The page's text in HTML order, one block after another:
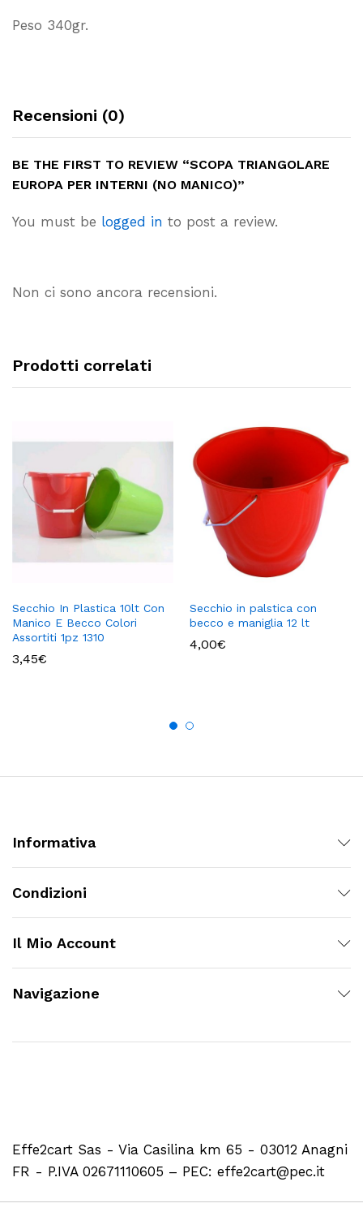
Peso 340gr.
Recensioni (0)
BE THE FIRST TO REVIEW “SCOPA TRIANGOLARE
EUROPA PER INTERNI (NO MANICO)”
You must be logged in to post a review.
Non ci sono ancora recensioni.
Prodotti correlati
Secchio In Plastica 10lt Con
Manico E Becco Colori
Assortiti 1pz 1310
3,45€
Secchio in palstica con
becco e maniglia 12 lt
4,00€
Informativa
Condizioni
Il Mio Account
Navigazione
Effe2cart Sas - Via Casilina km 65 - 03012 Anagni
FR - P.IVA 02671110605 – PEC: effe2cart@pec.it